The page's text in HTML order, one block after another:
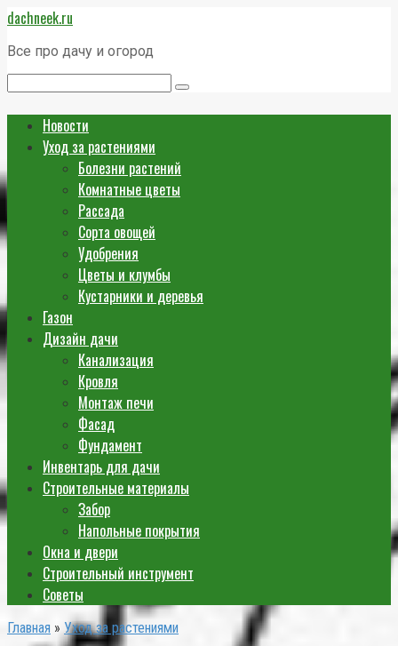
Перейти
к
контенту
dachneek.ru
Все про дачу и огород
Новости
Уход за растениями
Болезни растений
Комнатные цветы
Рассада
Сорта овощей
Удобрения
Цветы и клумбы
Кустарники и деревья
Газон
Дизайн дачи
Канализация
Кровля
Монтаж печи
Фасад
Фундамент
Инвентарь для дачи
Строительные материалы
Забор
Напольные покрытия
Окна и двери
Строительный инструмент
Советы
Главная » Уход за растениями